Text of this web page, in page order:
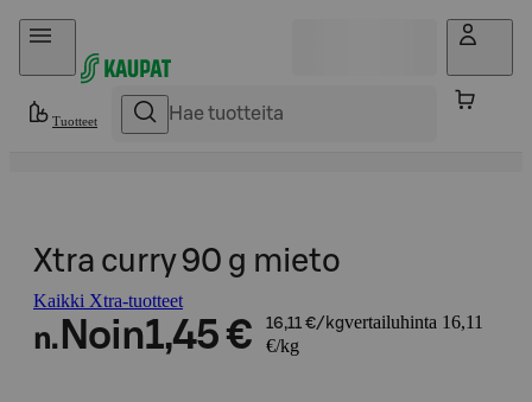
Hyppää sisältöön
Tuotteet
Xtra curry 90 g mieto
Kaikki Xtra-tuotteet
n. Noin1,45 € 16,11 €/kgvertailuhinta 16,11
€/kg